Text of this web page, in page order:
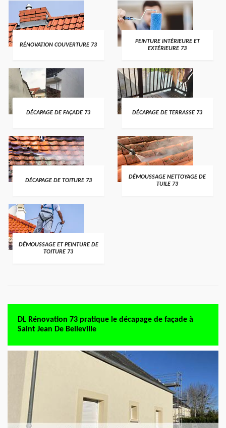
RÉNOVATION COUVERTURE 73
PEINTURE INTÉRIEURE ET
EXTÉRIEURE 73
DÉCAPAGE DE FAÇADE 73 DÉCAPAGE DE TERRASSE 73
DÉCAPAGE DE TOITURE 73
DÉMOUSSAGE NETTOYAGE DE
TUILE 73
DÉMOUSSAGE ET PEINTURE DE
TOITURE 73
DL Rénovation 73 pratique le décapage de façade à
Saint Jean De Belleville